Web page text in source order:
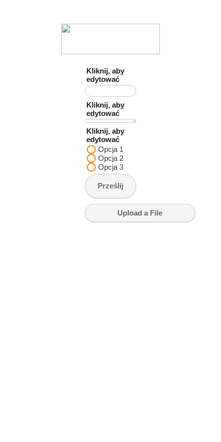
Kliknij, aby
edytować
Kliknij, aby
edytować
Kliknij, aby
edytować
Opcja 1
Opcja 2
Opcja 3
Prześlij
1
Upload a File